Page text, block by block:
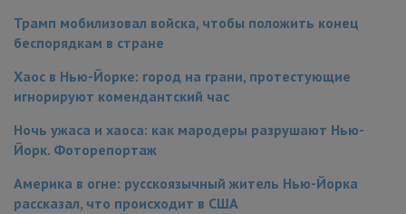
Трамп мобилизовал войска, чтобы положить конец
беспорядкам в стране
Хаос в Нью-Йорке: город на грани, протестующие
игнорируют комендантский час
Ночь ужаса и хаоса: как мародеры разрушают Нью-
Йорк. Фоторепортаж
Америка в огне: русскоязычный житель Нью-Йорка
рассказал, что происходит в США